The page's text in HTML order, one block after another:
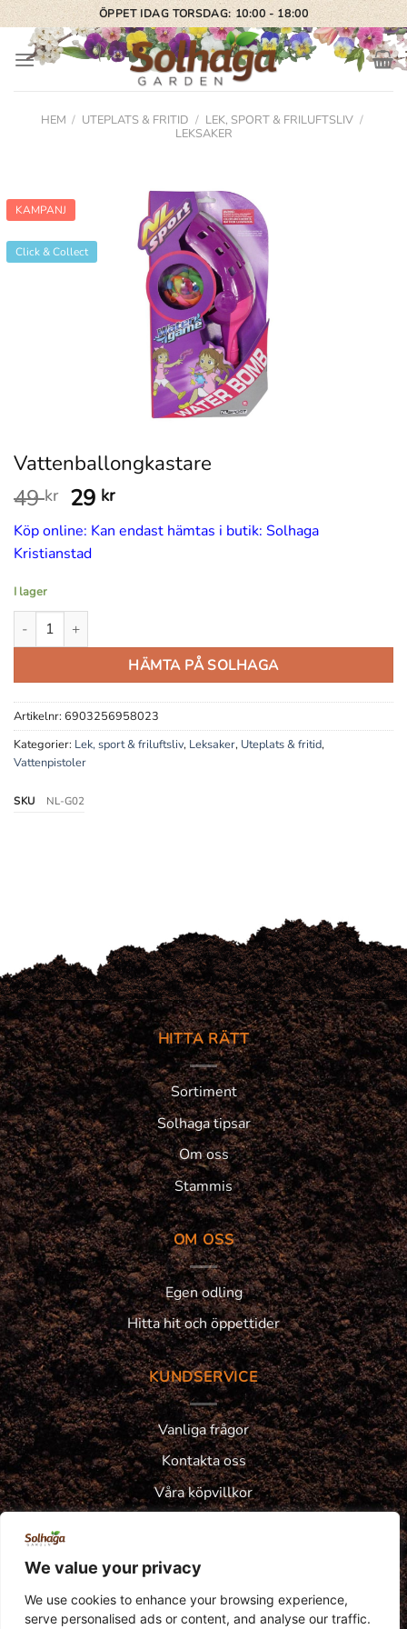
We value your privacy
We use cookies to enhance your browsing experience,
serve personalised ads or content, and analyse our traffic.
Skip
to
content
ÖPPET IDAG TORSDAG: 10:00 - 18:00
HEM / UTEPLATS & FRITID / LEK, SPORT & FRILUFTSLIV /
LEKSAKER
KAMPANJ
Click & Collect
Vattenballongkastare
49kr Det
ursprungliga
priset
var:
29 krDet
nuvarande
priset
Köp online: Kan endast hämtas i butik: Solhaga
Kristianstad
I lager
Vattenballongkastare mängd
HÄMTA PÅ SOLHAGA
Artikelnr: 6903256958023
Kategorier: Lek, sport & friluftsliv, Leksaker, Uteplats & fritid,
Vattenpistoler
SKU NL-G02
HITTA RÄTT
Sortiment
Solhaga tipsar
Om oss
Stammis
OM OSS
Egen odling
Hitta hit och öppettider
KUNDSERVICE
Vanliga frågor
Kontakta oss
Våra köpvillkor